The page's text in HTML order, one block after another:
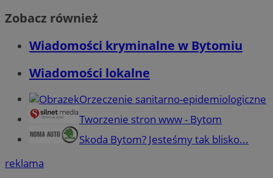
Zobacz również
Wiadomości kryminalne w Bytomiu
Wiadomości lokalne
Orzeczenie sanitarno-epidemiologiczne
Tworzenie stron www - Bytom
Skoda Bytom? Jesteśmy tak blisko...
reklama